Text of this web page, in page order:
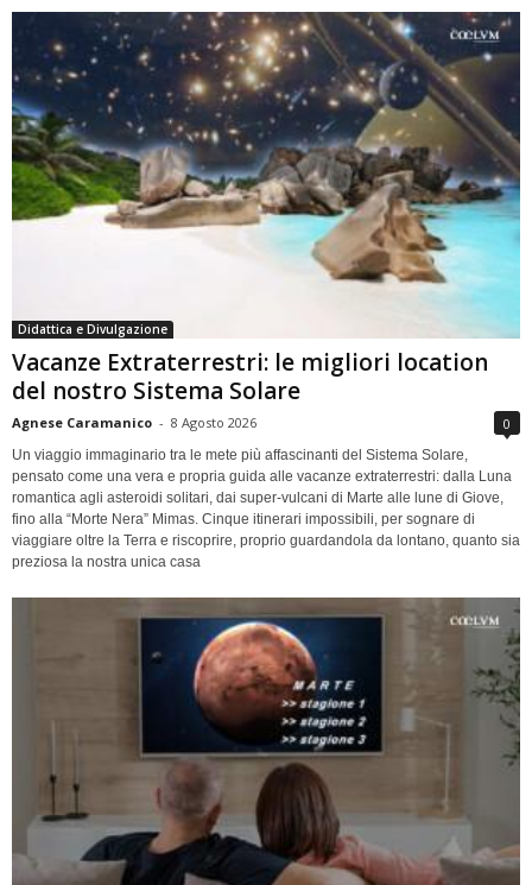
Didattica e Divulgazione
Vacanze Extraterrestri: le migliori location
del nostro Sistema Solare
Agnese Caramanico - 8 Agosto 2026 0
Un viaggio immaginario tra le mete più affascinanti del Sistema Solare,
pensato come una vera e propria guida alle vacanze extraterrestri: dalla Luna
romantica agli asteroidi solitari, dai super-vulcani di Marte alle lune di Giove,
fino alla “Morte Nera” Mimas. Cinque itinerari impossibili, per sognare di
viaggiare oltre la Terra e riscoprire, proprio guardandola da lontano, quanto sia
preziosa la nostra unica casa